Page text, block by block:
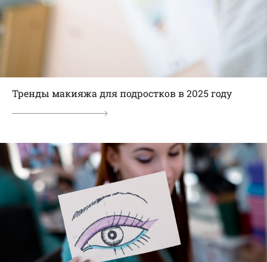
Тренды макияжа для подростков в 2025 году